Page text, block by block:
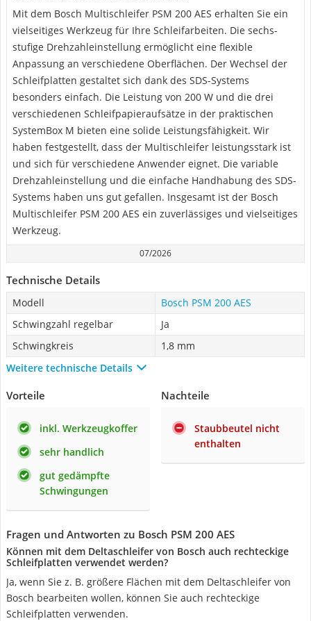
Mit dem Bosch Multischleifer PSM 200 AES erhalten Sie ein
vielseitiges Werkzeug für Ihre Schleifarbeiten. Die sechs-
stufige Drehzahleinstellung ermöglicht eine flexible
Anpassung an verschiedene Oberflächen. Der Wechsel der
Schleifplatten gestaltet sich dank des SDS-Systems
besonders einfach. Die Leistung von 200 W und die drei
verschiedenen Schleifpapieraufsätze in der praktischen
SystemBox M bieten eine solide Leistungsfähigkeit. Wir
haben festgestellt, dass der Multischleifer leistungsstark ist
und sich für verschiedene Anwender eignet. Die variable
Drehzahleinstellung und die einfache Handhabung des SDS-
Systems haben uns gut gefallen. Insgesamt ist der Bosch
Multischleifer PSM 200 AES ein zuverlässiges und vielseitiges
Werkzeug.
07/2026
Technische Details
Modell
Bosch PSM 200 AES
Schwingzahl regelbar
Ja
Schwingkreis
1,8 mm
Weitere technische Details
Vorteile
inkl. Werkzeugkoffer
sehr handlich
gut gedämpfte
Schwingungen
Nachteile
Staubbeutel nicht
enthalten
Fragen und Antworten zu Bosch PSM 200 AES
Können mit dem Deltaschleifer von Bosch auch rechteckige
Schleifplatten verwendet werden?
Ja, wenn Sie z. B. größere Flächen mit dem Deltaschleifer von
Bosch bearbeiten wollen, können Sie auch rechteckige
Schleifplatten verwenden.